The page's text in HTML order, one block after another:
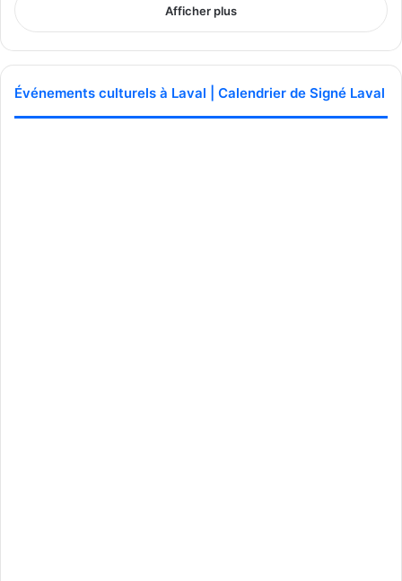
Afficher plus
Événements culturels à Laval | Calendrier de Signé Laval